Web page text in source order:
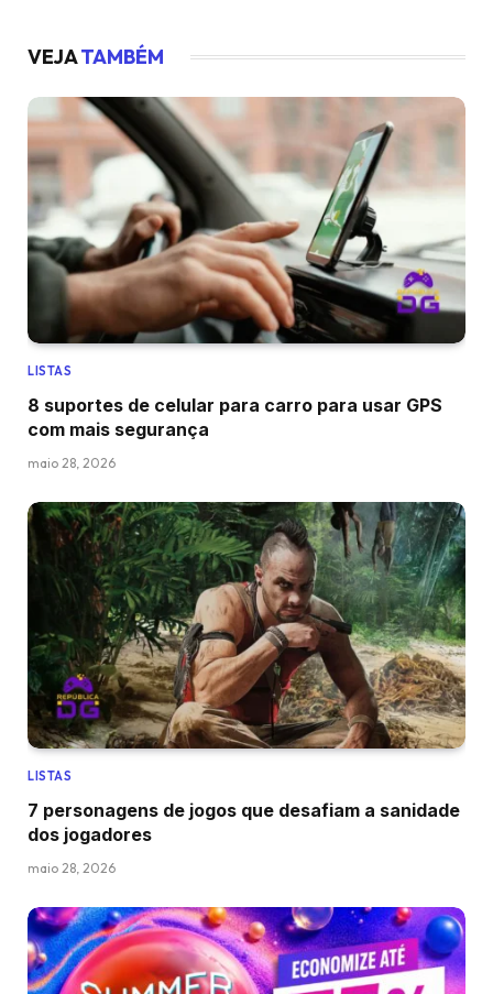
VEJATAMBÉM
LISTAS
8 suportes de celular para carro para usar GPS
com mais segurança
maio 28, 2026
LISTAS
7 personagens de jogos que desafiam a sanidade
dos jogadores
maio 28, 2026